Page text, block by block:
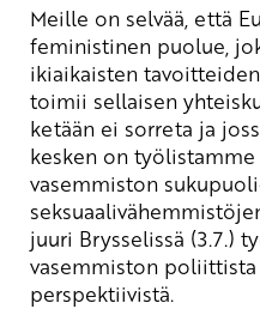
Meille on selvää, että
feministinen puolue,
ikiaikaisten
toimii sellaisen
ketään ei sorreta ja
kesken on työlistamme
vasemmiston
juuri Brysselissä (3.7.)
vasemmiston
perspektiivistä.